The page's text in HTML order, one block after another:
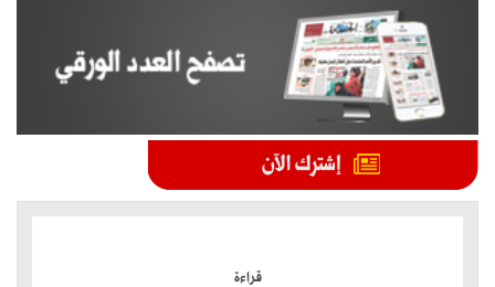
قراءة